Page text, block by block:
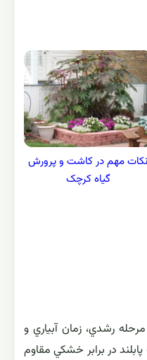
نکات مهم در کاشت و پرورش
گیاه کرچک
رشدي، زمان آبياري و
در برابر خشكي مقاوم